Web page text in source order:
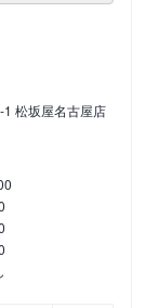
松坂屋名古屋店